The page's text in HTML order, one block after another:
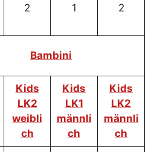
2 1 2
Bambini
Kids
LK2
weibli
ch
Kids
LK1
männli
ch
Kids
LK2
männli
ch